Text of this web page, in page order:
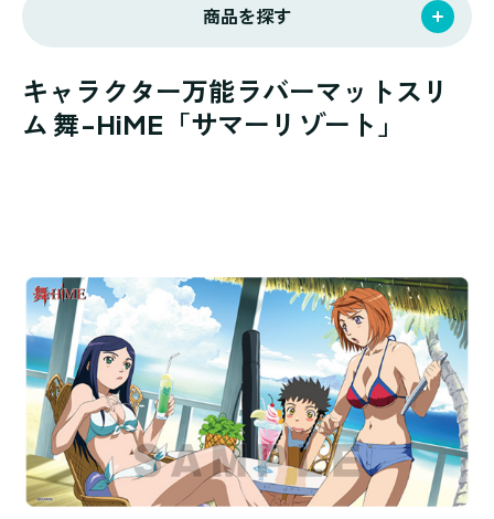
商品を探す
キャラクター万能ラバーマットスリ
ム 舞-HiME「サマーリゾート」